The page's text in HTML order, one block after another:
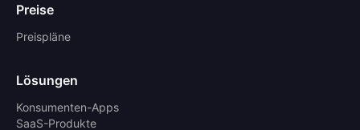
Preise
Preispläne
Lösungen
Konsumenten-Apps
SaaS-Produkte